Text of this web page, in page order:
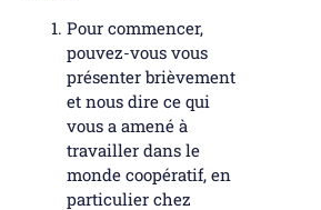
Pour commencer,
pouvez-vous vous
présenter brièvement
et nous dire ce qui
vous a amené à
travailler dans le
monde coopératif, en
particulier chez